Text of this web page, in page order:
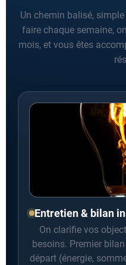
Un chemin balisé,
faire chaque semaine,
mois, et vous êtes
Entretien & bilan
On clarifie vos
besoins. Premier
départ (énergie,